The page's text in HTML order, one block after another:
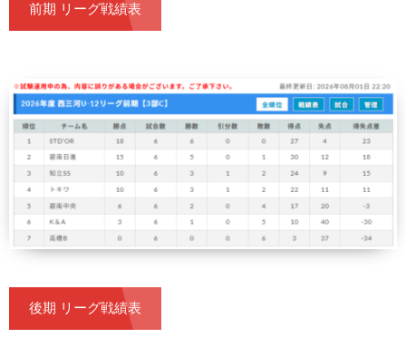
前期 リーグ戦績表
後期 リーグ戦績表